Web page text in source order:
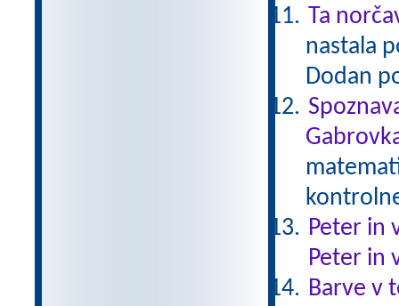
Ta
nastala
Dodan
Peter in
Peter in
Barve v